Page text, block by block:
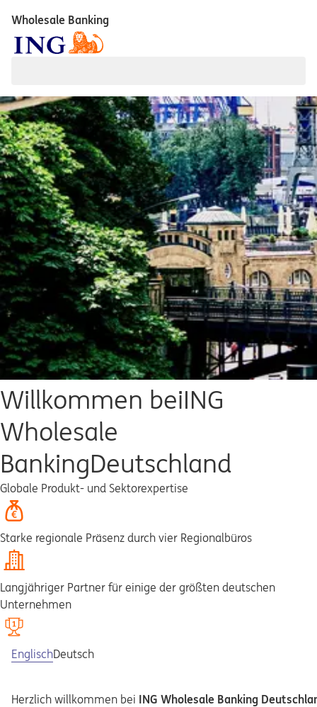
Wholesale Banking
Willkommen beiING
Wholesale
BankingDeutschland
Globale Produkt- und Sektorexpertise
Starke regionale Präsenz durch vier Regionalbüros
Langjähriger Partner für einige der größten deutschen
Unternehmen
EnglischDeutsch
Herzlich willkommen bei ING Wholesale Banking